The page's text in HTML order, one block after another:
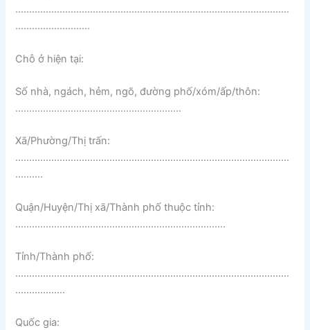
………………………………………………………………………………………
………………………
Chỗ ở hiện tại:
Số nhà, ngách, hẻm, ngõ, đường phố/xóm/ấp/thôn:
……………………………………………………
Xã/Phường/Thị trấn:
………………………………………………………………………………………
……….
Quận/Huyện/Thị xã/Thành phố thuộc tỉnh:
………………………………………………………………….
Tỉnh/Thành phố:
………………………………………………………………………………………
………………
Quốc gia: